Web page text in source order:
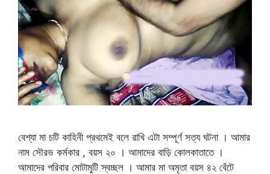
বেশ্যা মা চটি কাহিনী প্রথমেই বলে রাখি এটা সম্পূর্ণ সত্য ঘটনা । আমার
নাম সৌরভ কর্মকার , বয়স ২০ । আমাদের বাড়ি কোলকাতাতে ।
আমাদের পরিবার মোটামুটি স্বচ্ছল । আমার মা অমৃতা বয়স ৪২ বেঁটে